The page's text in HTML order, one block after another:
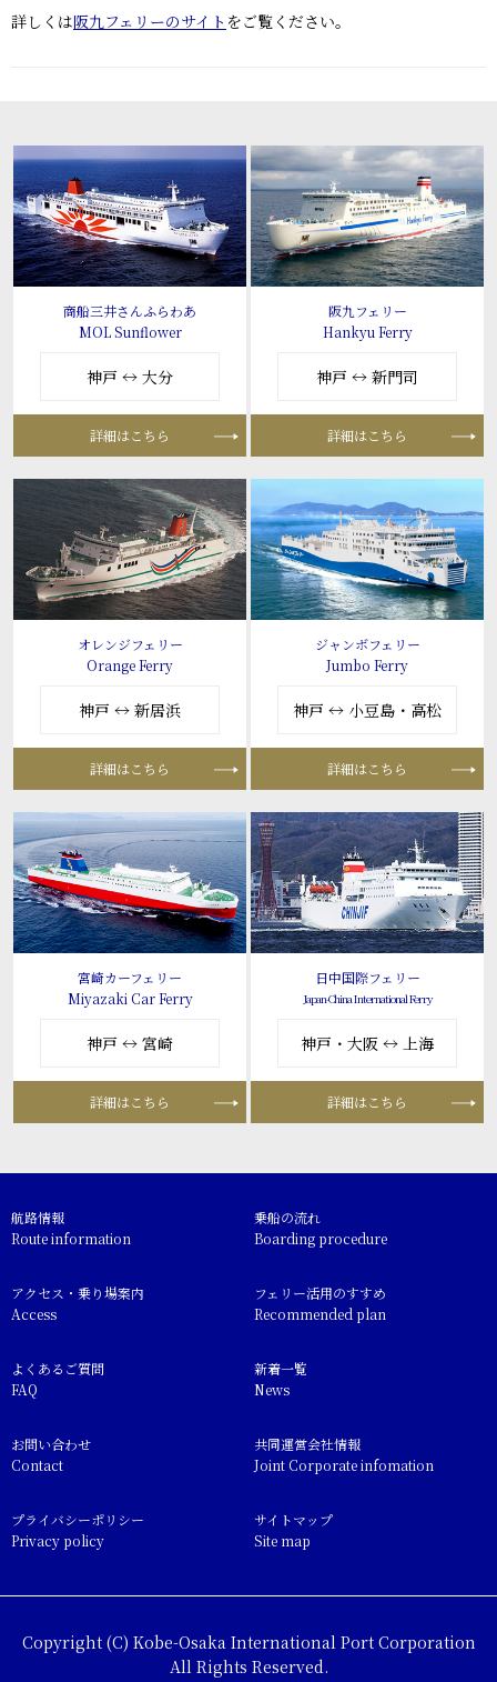
詳しくは阪九フェリーのサイト をご覧ください。
商船三井さんふらわあ
MOL Sunflower
神戸 ↔ 大分
詳細はこちら
阪九フェリー
Hankyu Ferry
神戸 ↔ 新門司
詳細はこちら
オレンジフェリー
Orange Ferry
神戸 ↔ 新居浜
詳細はこちら
ジャンボフェリー
Jumbo Ferry
神戸 ↔ 小豆島・高松
詳細はこちら
宮崎カーフェリー
Miyazaki Car Ferry
神戸 ↔ 宮崎
詳細はこちら
日中国際フェリー
Japan-China International Ferry
神戸・大阪 ↔ 上海
詳細はこちら
航路情報
Route information
乗船の流れ
Boarding procedure
アクセス・乗り場案内
Access
フェリー活用のすすめ
Recommended plan
よくあるご質問
FAQ
新着一覧
News
お問い合わせ
Contact
共同運営会社情報
Joint Corporate infomation
プライバシーポリシー
Privacy policy
サイトマップ
Site map
Copyright (C) Kobe-Osaka International Port Corporation
All Rights Reserved.